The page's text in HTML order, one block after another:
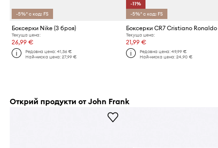
-5%* с код: FS
Боксерки Nike (3 броя)
Текуща цена:
26,99 €
Редовна цена:41,36 €
Най-ниска цена:27,99 €
-11%
-5%* с код: FS
Текуща цена:
21,99 €
Редовна цена: 49,99 €
Най-ниска цена: 24,90 €
Открий продукти от John Frank